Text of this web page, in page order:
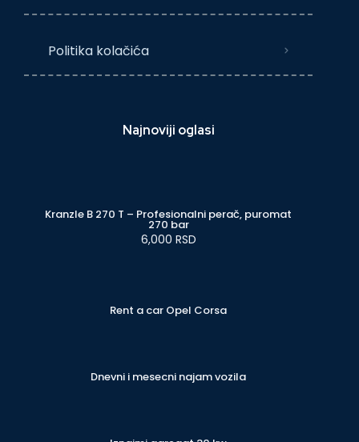
Politika kolačića
Najnoviji oglasi
Kranzle B 270 T – Profesionalni perač, puromat
270 bar
6,000 RSD
Rent a car Opel Corsa
Dnevni i mesecni najam vozila